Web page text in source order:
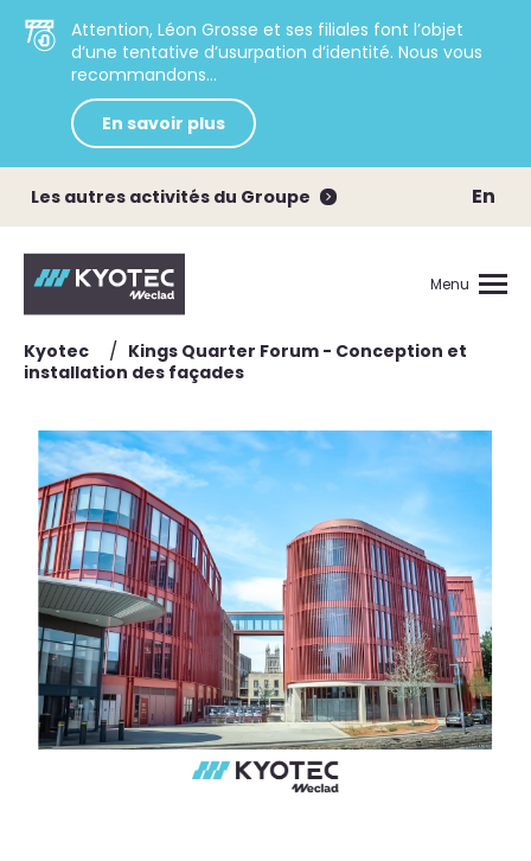
Attention, Léon Grosse et ses filiales font l’objet
d’une tentative d’usurpation d’identité. Nous vous
recommandons...
En savoir plus
Les autres activités du Groupe En
Menu
Kyotec / Kings Quarter Forum - Conception et
installation des façades